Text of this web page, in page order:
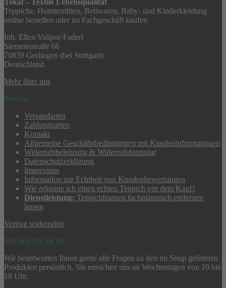
Teppiche, Heimtextilien, Bettwaren, Baby- und Kinderkleidung
online bestellen oder im Fachgeschäft kaufen
Inh. Ellen Valipor-Faderl
Siemensstraße 66
70839 Gerlingen (bei Stuttgart)
Deutschland
Mehr über uns
Service
Versandarten
Zahlungsarten
Kontakt
Allgemeine Geschäftsbedingungen mit Kundeninformationen
Widerrufsbelehrung & Widerrufsformular
Datenschutzerklärung
Impressum
Information zur Echtheit von Kundenbewertungen
Wie erkenne ich einen echten Teppich vor dem Kauf?
Dienstleistung: Teppichfransen fachmännisch entfernen
lassen
Vertrag widerrufen
Wir sind für Sie da
Wir beantworten Ihnen gerne alle Fragen zu den im Shop gelisteten
Produkten persönlich. Sie erreichen uns an Wochentagen von 10 bis
18 Uhr.